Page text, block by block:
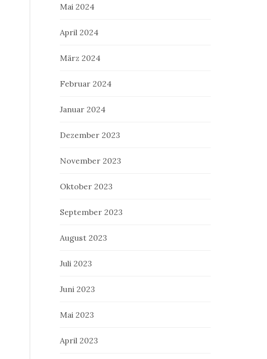
Mai 2024
April 2024
März 2024
Februar 2024
Januar 2024
Dezember 2023
November 2023
Oktober 2023
September 2023
August 2023
Juli 2023
Juni 2023
Mai 2023
April 2023